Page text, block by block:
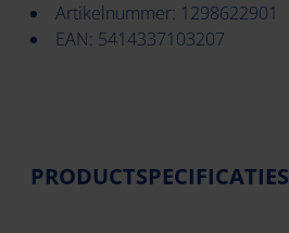
Artikelnummer: 1298622901
EAN: 5414337103207
PRODUCTSPECIFICATIES